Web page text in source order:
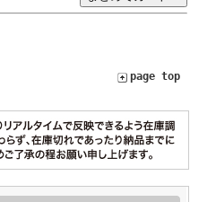
page top